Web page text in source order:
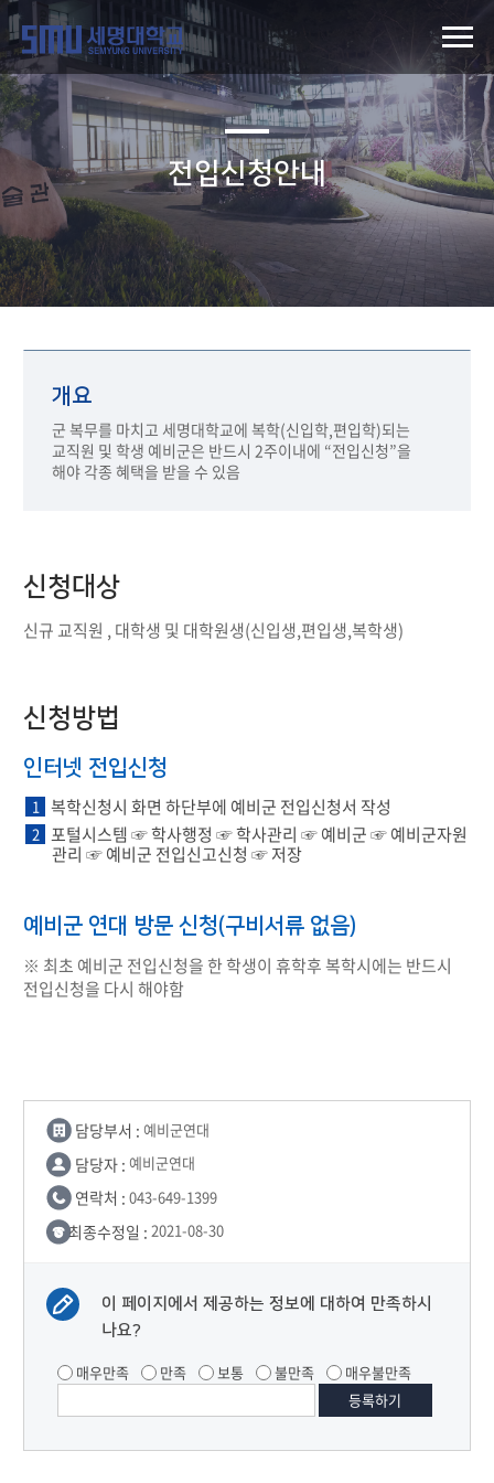
전입신청안내
개요
군 복무를 마치고 세명대학교에 복학(신입학,편입학)되는
교직원 및 학생 예비군은 반드시 2주이내에 “전입신청”을
해야 각종 혜택을 받을 수 있음
신청대상
신규 교직원 , 대학생 및 대학원생(신입생,편입생,복학생)
신청방법
인터넷 전입신청
1 복학신청시 화면 하단부에 예비군 전입신청서 작성
2 포털시스템 ☞ 학사행정 ☞ 학사관리 ☞ 예비군 ☞ 예비군자원
관리 ☞ 예비군 전입신고신청 ☞ 저장
예비군 연대 방문 신청(구비서류 없음)
※ 최초 예비군 전입신청을 한 학생이 휴학후 복학시에는 반드시
전입신청을 다시 해야함
담당부서 : 예비군연대
담당자 : 예비군연대
연락처 : 043-649-1399
최종수정일 : 2021-08-30
이 페이지에서 제공하는 정보에 대하여 만족하시
나요?
매우만족 만족 보통 불만족 매우불만족